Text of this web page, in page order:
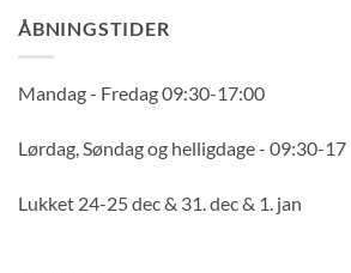
ÅBNINGSTIDER
Mandag - Fredag 09:30-17:00
Lørdag, Søndag og helligdage - 09:30-17
Lukket 24-25 dec & 31. dec & 1. jan